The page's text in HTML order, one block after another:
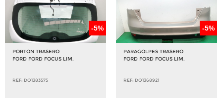
-5%
PORTON TRASERO
FORD FORD FOCUS LIM.
REF: DO1383575
-5%
PARAGOLPES TRASERO
FORD FORD FOCUS LIM.
REF: DO1368921